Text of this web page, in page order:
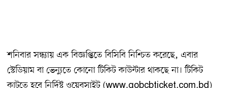
শনিবার সন্ধ্যায় এক বিজ্ঞপ্তিতে বিসিবি নিশ্চিত করেছে, এবার
স্টেডিয়াম বা ভেন্যুতে কোনো টিকিট কাউন্টার থাকছে না। টিকিট
কাটতে হবে নির্দিষ্ট ওয়েবসাইট (www.gobcbticket.com.bd)